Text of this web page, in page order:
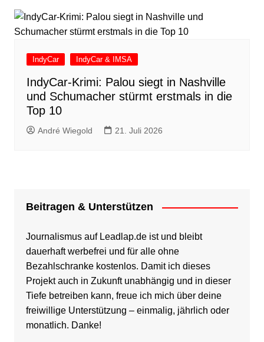
IndyCar IndyCar & IMSA
IndyCar-Krimi: Palou siegt in Nashville
und Schumacher stürmt erstmals in die
Top 10
André Wiegold 21. Juli 2026
Beitragen & Unterstützen
Journalismus auf Leadlap.de ist und bleibt
dauerhaft werbefrei und für alle ohne
Bezahlschranke kostenlos. Damit ich dieses
Projekt auch in Zukunft unabhängig und in dieser
Tiefe betreiben kann, freue ich mich über deine
freiwillige Unterstützung – einmalig, jährlich oder
monatlich. Danke!